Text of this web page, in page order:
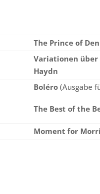
The Prince of
Variationen über
Haydn
Boléro(Ausgabe
The Best of the
Moment for